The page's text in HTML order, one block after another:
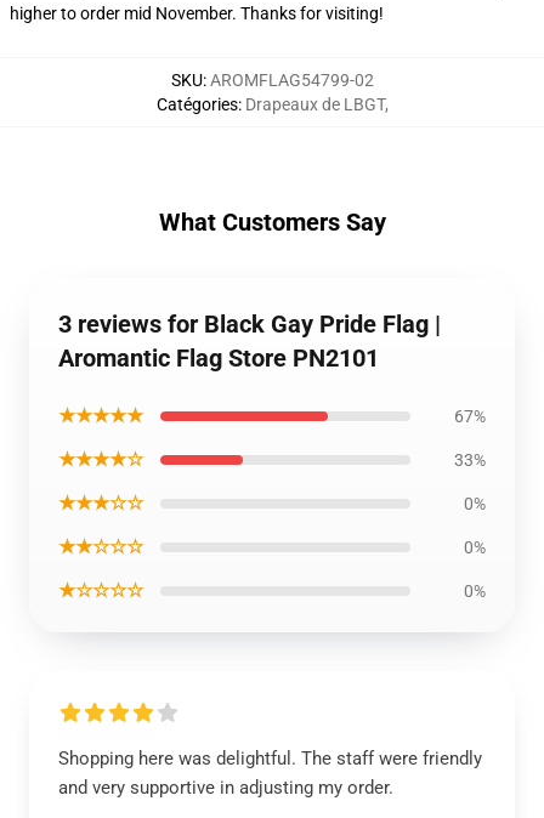
higher to order mid November. Thanks for visiting!
SKU:AROMFLAG54799-02
Catégories: Drapeaux de LBGT,
What Customers Say
3 reviews for Black Gay Pride Flag |
Aromantic Flag Store PN2101
★★★★★ 67%
★★★★☆ 33%
★★★☆☆ 0%
★★☆☆☆ 0%
★☆☆☆☆ 0%
Shopping here was delightful. The staff were friendly
and very supportive in adjusting my order.